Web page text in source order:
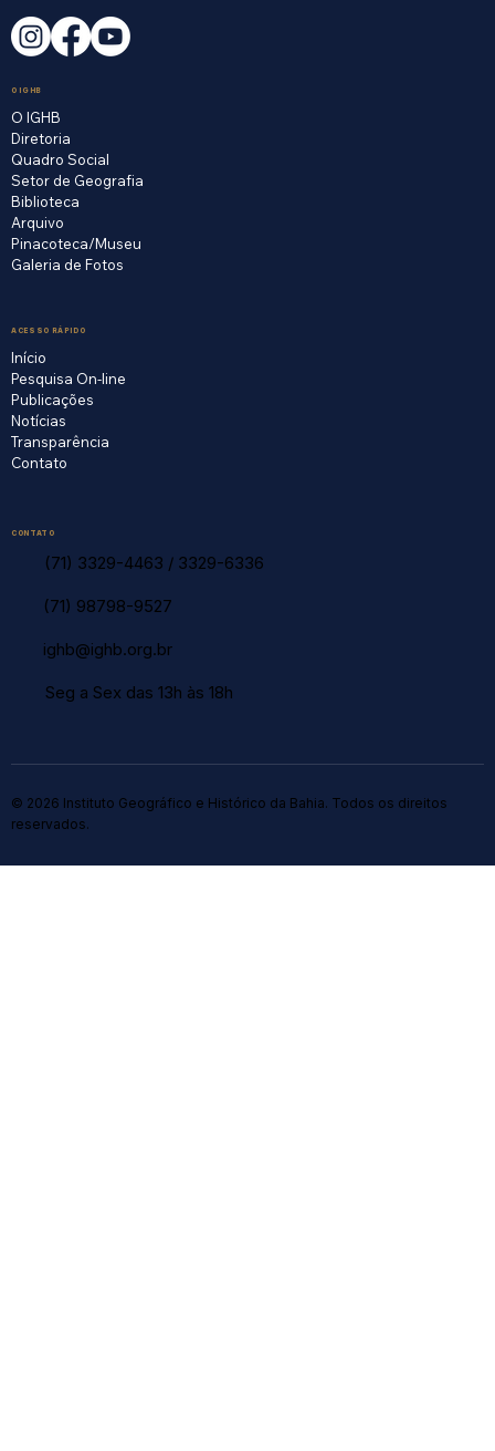
O IGHB
O IGHB
Diretoria
Quadro Social
Setor de Geografia
Biblioteca
Arquivo
Pinacoteca/Museu
Galeria de Fotos
ACESSO RÁPIDO
Início
Pesquisa On-line
Publicações
Notícias
Transparência
Contato
CONTATO
(71) 3329-4463 / 3329-6336
(71) 98798-9527
ighb@ighb.org.br
Seg a Sex das 13h às 18h
© 2026 Instituto Geográfico e Histórico da Bahia. Todos os direitos
reservados.